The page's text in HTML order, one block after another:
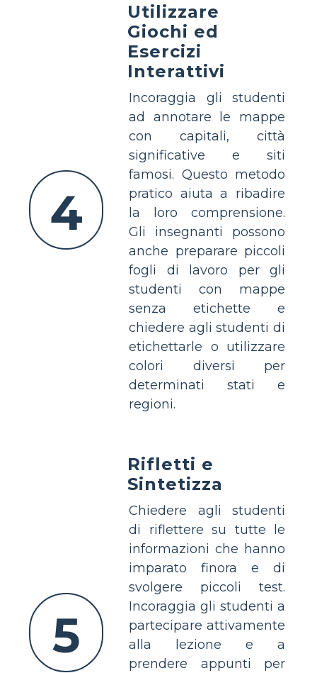
4
Utilizzare
Giochi ed
Esercizi
Interattivi
Incoraggia gli studenti
ad annotare le mappe
con capitali, città
significative e siti
famosi. Questo metodo
pratico aiuta a ribadire
la loro comprensione.
Gli insegnanti possono
anche preparare piccoli
fogli di lavoro per gli
studenti con mappe
senza etichette e
chiedere agli studenti di
etichettarle o utilizzare
colori diversi per
determinati stati e
regioni.
5
Rifletti e
Sintetizza
Chiedere agli studenti
di riflettere su tutte le
informazioni che hanno
imparato finora e di
svolgere piccoli test.
Incoraggia gli studenti a
partecipare attivamente
alla lezione e a
prendere appunti per